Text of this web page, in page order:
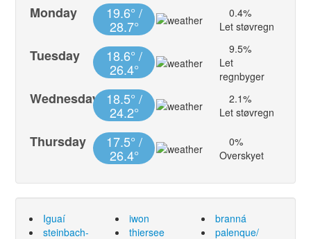
Monday 19.6° /
28.7°
0.4%
Let støvregn
Tuesday 18.6° /
26.4°
9.5%
Let
regnbyger
Wednesday 18.5° /
24.2°
2.1%
Let støvregn
Thursday 17.5° /
26.4°
0%
Overskyet
Iguaí
steinbach-
iwon
thiersee
branná
palenque/